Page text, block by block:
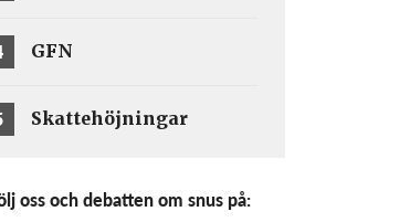
GFN
Skattehöjningar
oss och debatten om snus på: